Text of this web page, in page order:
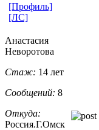
[Профиль]
[ЛС]
Анастасия
Неворотова
Стаж: 14 лет
Сообщений: 8
Откуда:
Россия.Г.Омс​к